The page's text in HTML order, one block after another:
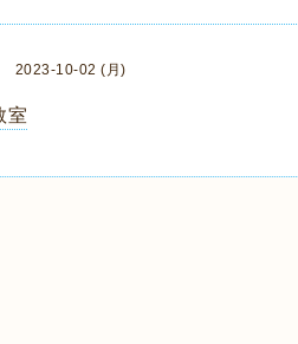
2023-10-02 (月)
室